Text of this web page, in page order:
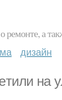
ремонте, а
дизайн
нa